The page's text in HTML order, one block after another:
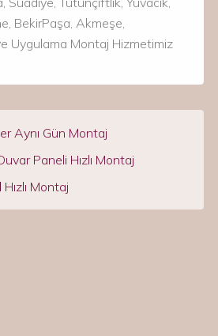
BekirPaşa, Akmeşe,
Uygulama Montaj Hizmetimiz
Aynı Gün Montaj
Paneli Hızlı Montaj
Montaj